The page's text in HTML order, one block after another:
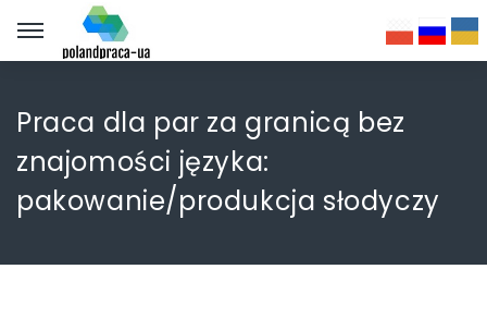
Praca dla par za granicą bez
znajomości języka:
pakowanie/produkcja słodyczy